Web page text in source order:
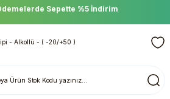
Sepette %5 İndirim